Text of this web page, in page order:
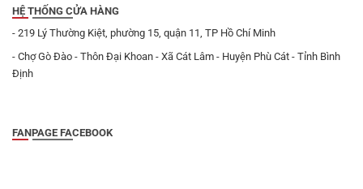
HỆ THỐNG CỬA HÀNG
- 219 Lý Thường Kiệt, phường 15, quận 11, TP Hồ Chí Minh
- Chợ Gò Đào - Thôn Đại Khoan - Xã Cát Lâm - Huyện Phù Cát - Tỉnh Bình
Định
FANPAGE FACEBOOK